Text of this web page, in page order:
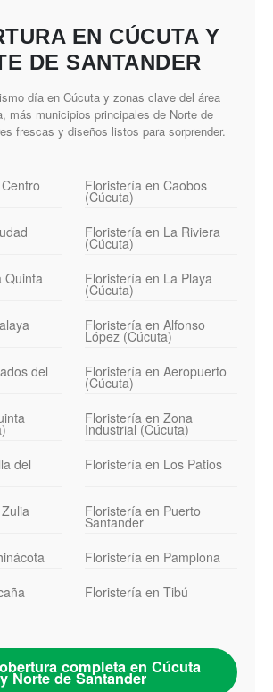
EN CÚCUTA Y
DE SANTANDER
día en Cúcuta y zonas clave del área
más municipios principales de Norte de
frescas y diseños listos para sorprender.
Floristería en Caobos
(Cúcuta)
Floristería en La Riviera
(Cúcuta)
Quinta
Floristería en La Playa
(Cúcuta)
Floristería en Alfonso
López (Cúcuta)
del
Floristería en Aeropuerto
(Cúcuta)
Floristería en Zona
Industrial (Cúcuta)
del
Floristería en Los Patios
Floristería en Puerto
Santander
Floristería en Pamplona
Floristería en Tibú
completa en Cúcuta
y Norte de Santander